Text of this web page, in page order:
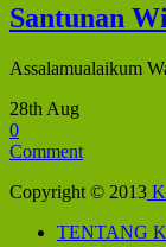
Santunan
Assalamualaikum
28th Aug
0
Comment
Copyright © 2013
TENTANG